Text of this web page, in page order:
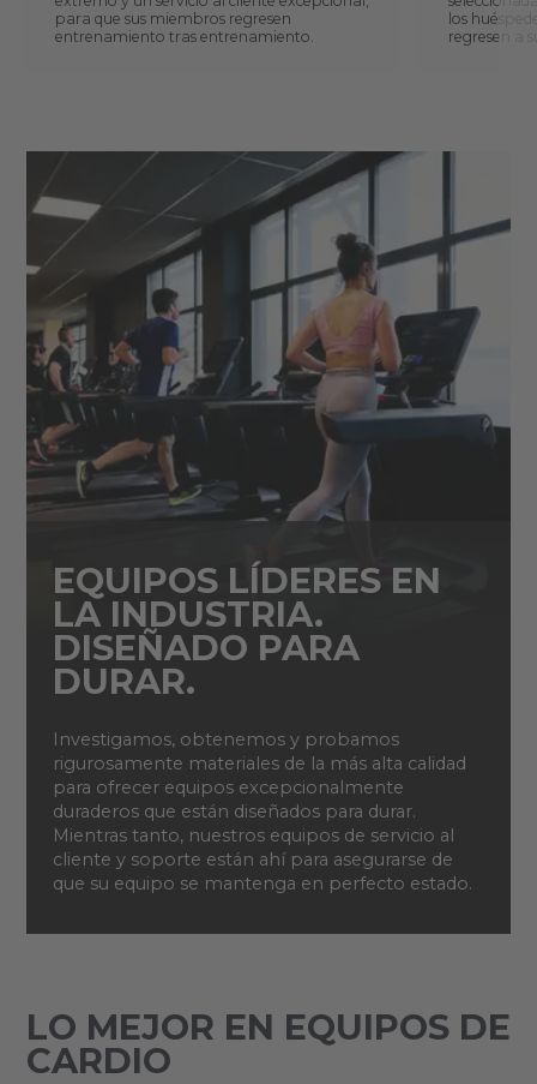
para que sus miembros regresen
entrenamiento tras entrenamiento.
los
regresen a
EQUIPOS LÍDERES EN
LA INDUSTRIA.
DISEÑADO PARA
DURAR.
Investigamos, obtenemos y probamos
rigurosamente materiales de la más alta calidad
para ofrecer equipos excepcionalmente
duraderos que están diseñados para durar.
Mientras tanto, nuestros equipos de servicio al
cliente y soporte están ahí para asegurarse de
que su equipo se mantenga en perfecto estado.
LO MEJOR EN EQUIPOS DE
CARDIO